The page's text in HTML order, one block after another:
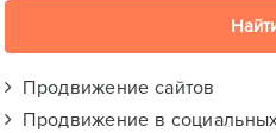
Продвижение сайтов
Продвижение в